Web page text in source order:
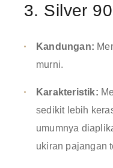
3. Silver
Kandungan:
murni.
Karakteristik:
sedikit lebih
umumnya
ukiran pajangan